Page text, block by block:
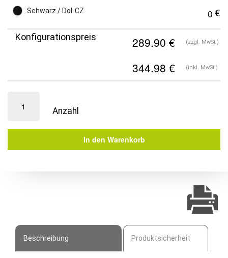
Schwarz / Dol-CZ
Konfigurationspreis (zzgl. MwSt.)
(inkl. MwSt.)
Lounge
|
Deluxe
In den Warenkorb
Beschreibung Produktsicherheit